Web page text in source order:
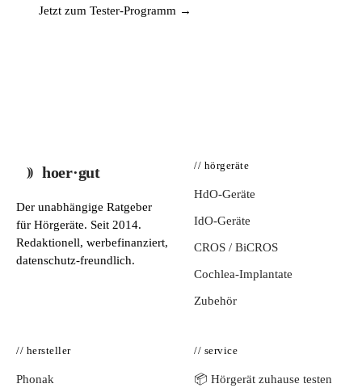
Jetzt zum Tester-Programm →
hoer·gut
Der unabhängige Ratgeber
für Hörgeräte. Seit 2014.
Redaktionell, werbefinanziert,
datenschutz-freundlich.
// hörgeräte
HdO-Geräte
IdO-Geräte
CROS / BiCROS
Cochlea-Implantate
Zubehör
// hersteller
Phonak
// service
📦 Hörgerät zuhause testen